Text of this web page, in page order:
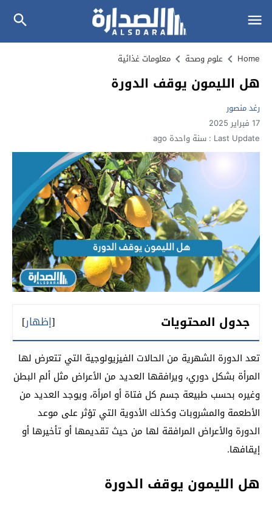
Home علوم وصحة معلومات غذائية
هل الليمون يوقف الدورة
رغد منصور
17 فبراير 2025
Last Update : سنة واحدة ago
جدول المحتويات [إظهار]
تعد الدورة الشهرية من الحالات الفيزيولوجية التي تتعرض لها
المرأة بشكل دوري، ويرافقها العديد من الأعراض مثل ألم البطن
وغيره بحسب طبيعة جسم كل فتاة أو امرأة، ويوجد العديد من
الأطعمة والمشروبات وكذلك الأدوية التي تؤثر على موعد
الدورة والأعراض المرافقة لها من حيث تقديمها أو تأخيرها أو
إيقافها.
هل الليمون يوقف الدورة